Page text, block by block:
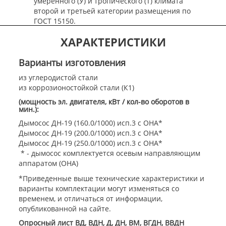
второй и третьей категории размещения по
ГОСТ 15150.
Раскрыть содержание описания---Закрыть
содержаниеХАРАКТЕРИСТИКИ
Варианты изготовления
из углеродистой стали
из коррозионостойкой стали (К1)
(мощность эл. двигателя, кВт / кол-во оборотов в
мин.):
Дымосос ДН-19 (160.0/1000) исп.3 с ОНА*
Дымосос ДН-19 (200.0/1000) исп.3 с ОНА*
Дымосос ДН-19 (250.0/1000) исп.3 с ОНА*
* - дымосос комплектуется осевым направляющим
аппаратом (ОНА)
*Приведенные выше технические характеристики и
варианты комплектации могут изменяться со
временем, и отличаться от информации,
опубликованной на сайте.
Опросный лист ВД, ВДН, Д, ДН, ВМ, ВГДН, ВВДН